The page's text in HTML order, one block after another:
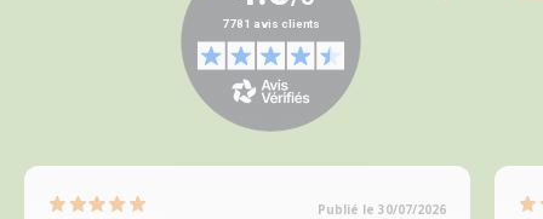
Publié le 30/07/2026